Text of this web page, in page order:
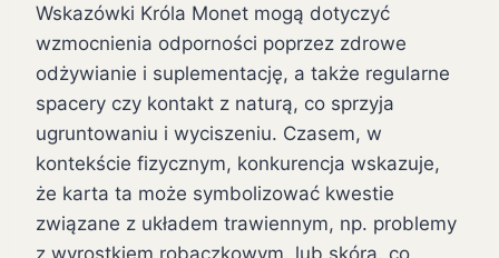
Wskazówki Króla Monet mogą dotyczyć
wzmocnienia odporności poprzez zdrowe
odżywianie i suplementację, a także regularne
spacery czy kontakt z naturą, co sprzyja
ugruntowaniu i wyciszeniu. Czasem, w
kontekście fizycznym, konkurencja wskazuje,
że karta ta może symbolizować kwestie
związane z układem trawiennym, np. problemy
z wyrostkiem robaczkowym, lub skórą, co